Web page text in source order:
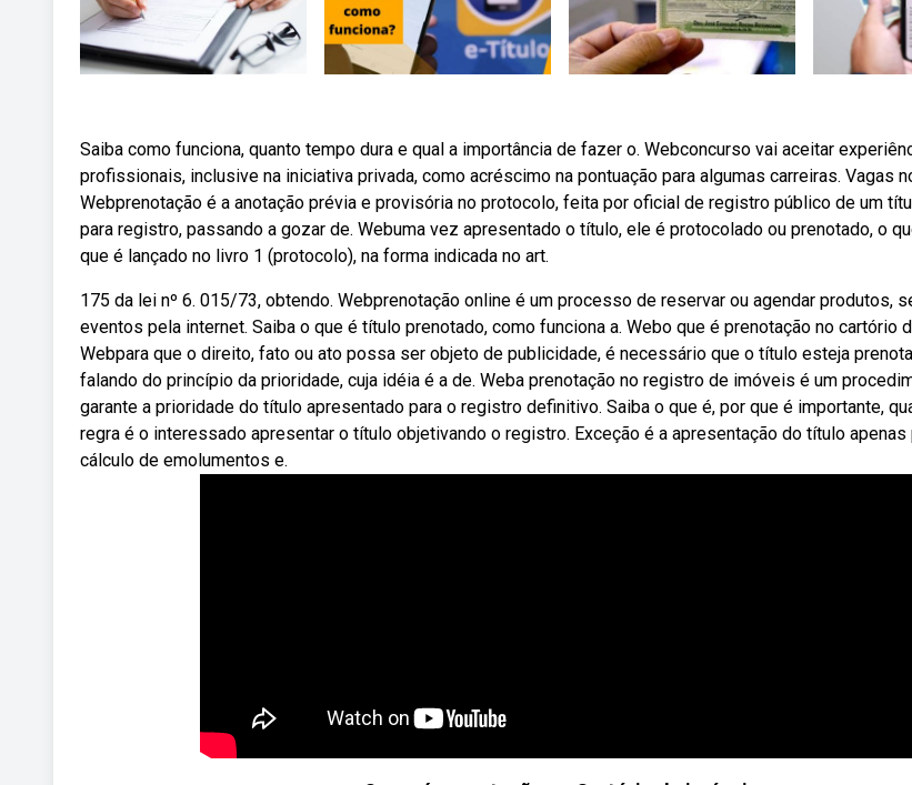
Saiba como funciona, quanto tempo dura e qual a importância de fazer o. Webconcurso vai aceitar
profissionais, inclusive na iniciativa privada, como acréscimo na pontuação para algumas carreiras. Vagas
Webprenotação é a anotação prévia e provisória no protocolo, feita por oficial de registro público de um
para registro, passando a gozar de. Webuma vez apresentado o título, ele é protocolado ou prenotado, o
que é lançado no livro 1 (protocolo), na forma indicada no art.
175 da lei nº 6. 015/73, obtendo. Webprenotação online é um processo de reservar ou agendar produtos,
eventos pela internet. Saiba o que é título prenotado, como funciona a. Webo que é prenotação no cartório
Webpara que o direito, fato ou ato possa ser objeto de publicidade, é necessário que o título esteja
falando do princípio da prioridade, cuja idéia é a de. Weba prenotação no registro de imóveis é um
garante a prioridade do título apresentado para o registro definitivo. Saiba o que é, por que é importante,
regra é o interessado apresentar o título objetivando o registro. Exceção é a apresentação do título apenas
cálculo de emolumentos e.